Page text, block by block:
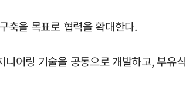
축을 목표로 협력을 확대한다.
어링 기술을 공동으로 개발하고, 부